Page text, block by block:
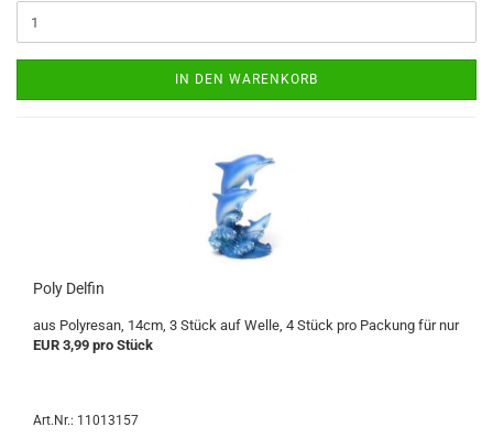
IN DEN WARENKORB
Poly Delfin
aus Polyresan, 14cm, 3 Stück auf Welle, 4 Stück pro Packung für nur
EUR 3,99 pro Stück
Art.Nr.: 11013157